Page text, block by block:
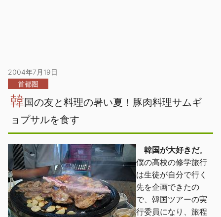
2004年7月19日
首都圏
韓国の友と料理の暑い夏！豚肉料理サムギ
ョプサルを食す
韓国が大好きだ。
僕の高校の修学旅行
は生徒が自分で行く
先を企画できたの
で、韓国ツアーの実
行委員になり、旅程